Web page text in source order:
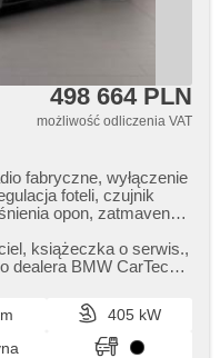
498 664 PLN
możliwość odliczenia VAT
fabryczne, wyłączenie
foteli, czujnik
opon, zatmavená
natężenia
asystent parkowania
książeczka o serwis.,​
dealera BMW CarTec
405 kW